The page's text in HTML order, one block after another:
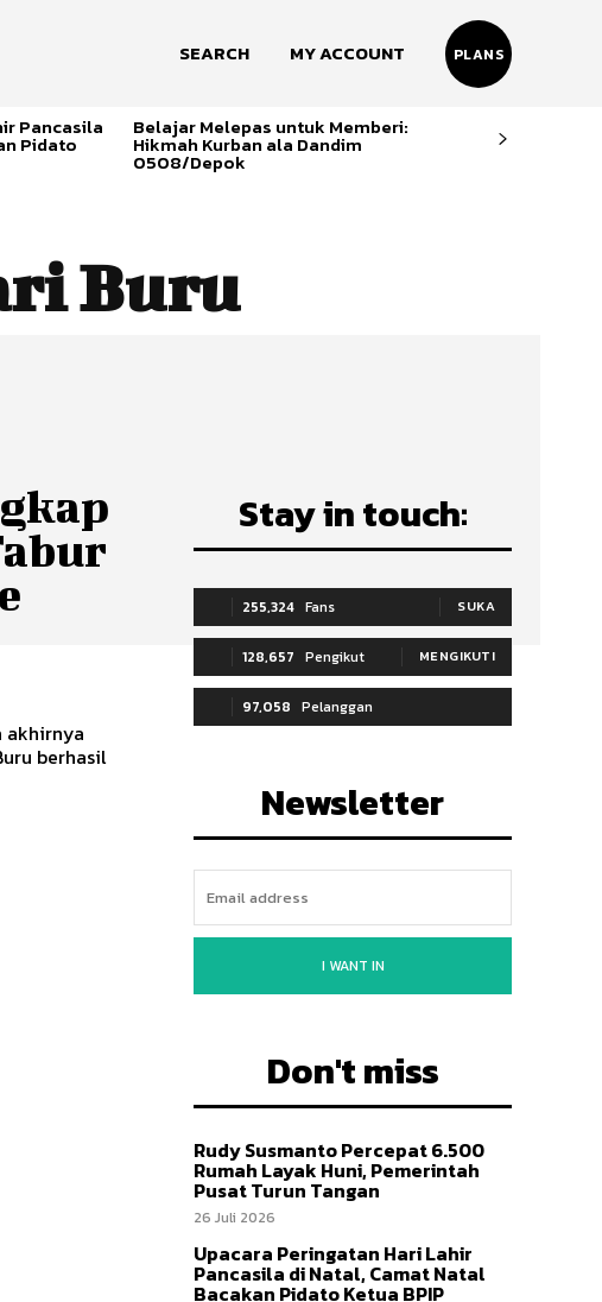
SEARCH MY ACCOUNT PLANS
Pancasila
Pidato
Belajar Melepas untuk Memberi:
Hikmah Kurban ala Dandim
0508/Depok
Buru
akhirnya
berhasil
Stay in touch:
255,324 Fans SUKA
128,657 Pengikut MENGIKUTI
97,058 Pelanggan
Newsletter
I WANT IN
Don't miss
Rudy Susmanto Percepat 6.500
Rumah Layak Huni, Pemerintah
Pusat Turun Tangan
26 Juli 2026
Upacara Peringatan Hari Lahir
Pancasila di Natal, Camat Natal
Bacakan Pidato Ketua BPIP